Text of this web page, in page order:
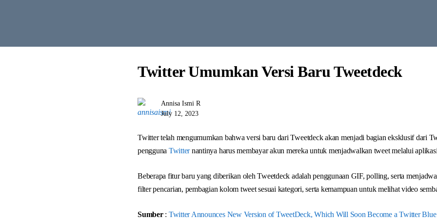
Twitter Umumkan Versi Baru Tweetdeck
Annisa Ismi R
July 12, 2023
Twitter telah mengumumkan bahwa versi baru dari Tweetdeck akan menjadi bagian eksklusif dari
pengguna Twitternantinya harus membayar akun mereka untuk menjadwalkan tweet melalui
Beberapa fitur baru yang diberikan oleh Tweetdeck adalah penggunaan GIF, polling, serta
filter pencarian, pembagian kolom tweet sesuai kategori, serta kemampuan untuk melihat video
Sumber : Twitter Announces New Version of TweetDeck, Which Will Soon Become a Twitter